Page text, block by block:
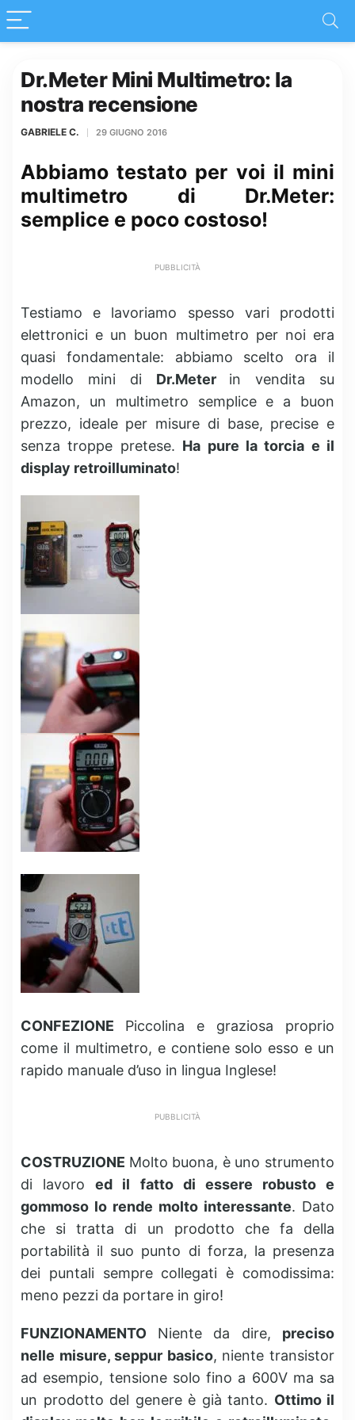
Dr.Meter Mini Multimetro: la
nostra recensione
GABRIELE C. 29 GIUGNO 2016
Abbiamo testato per voi il mini
multimetro di Dr.Meter:
semplice e poco costoso!
PUBBLICITÀ
Testiamo e lavoriamo spesso vari prodotti
elettronici e un buon multimetro per noi era
quasi fondamentale: abbiamo scelto ora il
modello mini di Dr.Meter in vendita su
Amazon, un multimetro semplice e a buon
prezzo, ideale per misure di base, precise e
senza troppe pretese. Ha pure la torcia e il
display retroilluminato!
CONFEZIONE Piccolina e graziosa proprio
come il multimetro, e contiene solo esso e un
rapido manuale d’uso in lingua Inglese!
PUBBLICITÀ
COSTRUZIONE Molto buona, è uno strumento
di lavoroed il fatto di essere robusto e
gommoso lo rende molto interessante. Dato
che si tratta di un prodotto che fa della
portabilità il suo punto di forza, la presenza
dei puntali sempre collegati è comodissima:
meno pezzi da portare in giro!
FUNZIONAMENTO Niente da dire, preciso
nelle misure, seppur basico, niente transistor
ad esempio, tensione solo fino a 600V ma sa
un prodotto del genere è già tanto. Ottimo il